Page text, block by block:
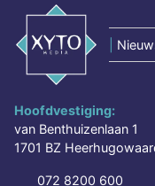
Hoofdvestiging:
van Benthuizenlaan 1
1701 BZ
072 8200 600